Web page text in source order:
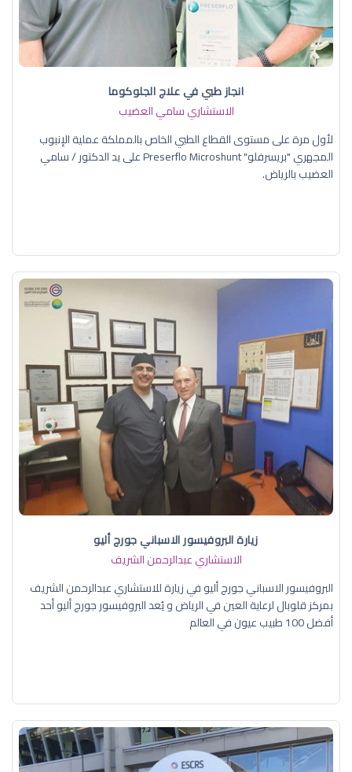
انجاز طبي في علاج الجلوكوما
الاستشاري سامي العضيب
لأول مرة على مستوى القطاع الطبي الخاص بالمملكة عملية الإنبوب
المجهري "بريسرفلو" Preserflo Microshunt على يد الدكتور / سامي
العضيب بالرياض.
زيارة البروفيسور الاسباني جورج أليو
الاستشاري عبدالرحمن الشريف
البروفيسور الاسباني جورج أليو في زيارة للاستشاري عبدالرحمن الشريف
بمركز قلوبال لرعاية العين في الرياض و يُعد البروفيسور جورج أليو أحد
أفضل 100 طبيب عيون في العالم